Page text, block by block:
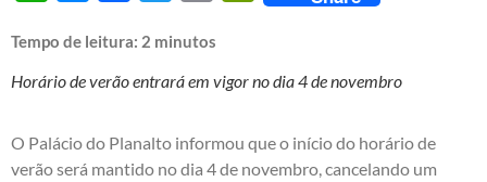
Tempo de leitura: 2 minutos
Horário de verão entrará em vigor no dia 4 de novembro
O Palácio do Planalto informou que o início do horário de
verão será mantido no dia 4 de novembro, cancelando um